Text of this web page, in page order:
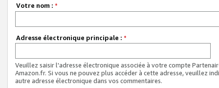
Votre nom : *
Adresse électronique principale : *
Veuillez saisir l'adresse électronique associée à votre compte
Amazon.fr. Si vous ne pouvez plus accéder à cette adresse, veuillez
autre adresse électronique dans vos commentaires.